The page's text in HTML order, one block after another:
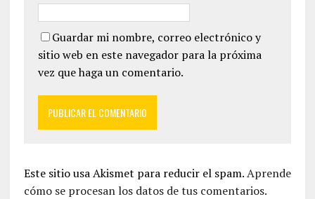
Guardar mi nombre, correo electrónico y
sitio web en este navegador para la próxima
vez que haga un comentario.
Este sitio usa Akismet para reducir el spam.Aprende
cómo se procesan los datos de tus comentarios.